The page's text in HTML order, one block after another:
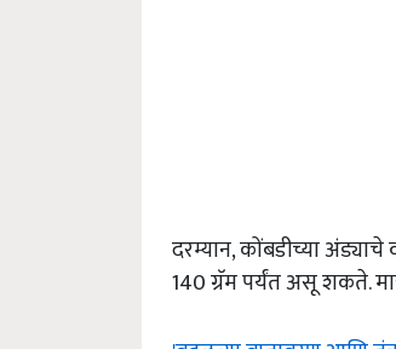
दरम्यान, कोंबडीच्या
140 ग्रॅम पर्यंत असू शकते.